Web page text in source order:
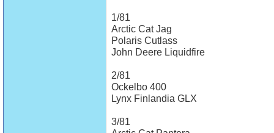
1/81
Arctic Cat Jag
Polaris Cutlass
John Deere Liquidfire
2/81
Ockelbo 400
Lynx Finlandia GLX
3/81